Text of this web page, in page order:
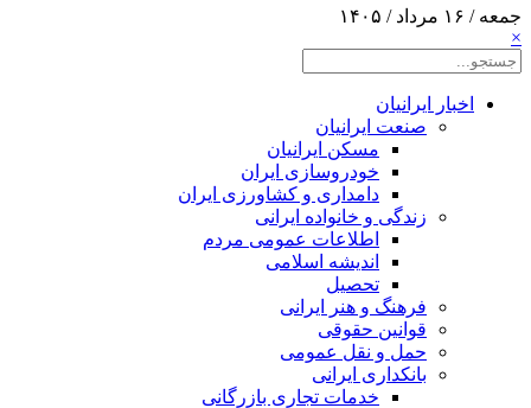
جمعه / ۱۶ مرداد / ۱۴۰۵
×
اخبار ایرانیان
صنعت ایرانیان
مسکن ایرانیان
خودروسازی ایران
دامداری و کشاورزی ایران
زندگی و خانواده ایرانی
اطلاعات عمومی مردم
اندیشه اسلامی
تحصیل
فرهنگ و هنر ایرانی
قوانین حقوقی
حمل و نقل عمومی
بانکداری ایرانی
خدمات تجاری بازرگانی